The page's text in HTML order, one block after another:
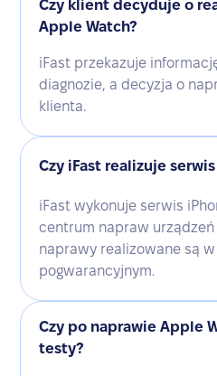
Czy klient decyduje o
Apple Watch?
iFast przekazuje
diagnozie, a decyzja o
klienta.
Czy iFast realizuje
iFast wykonuje serwis
centrum napraw urządzeń
naprawy realizowane są
pogwarancyjnym.
Czy po naprawie Apple
testy?